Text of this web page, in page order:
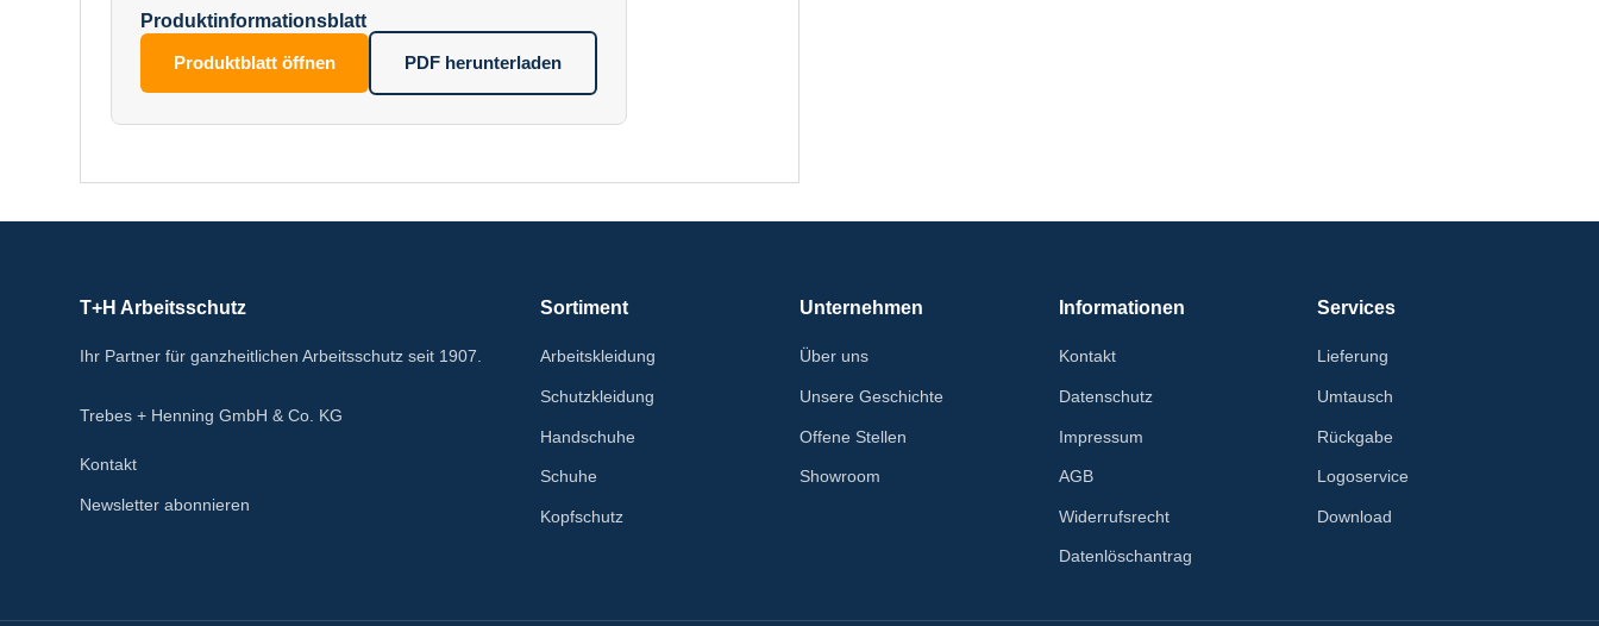
Produktinformationsblatt
Produktblatt öffnen PDF herunterladen
T+H Arbeitsschutz
Ihr Partner für ganzheitlichen Arbeitsschutz seit 1907.
Trebes + Henning GmbH & Co. KG
Kontakt
Newsletter abonnieren
Sortiment
Arbeitskleidung
Schutzkleidung
Handschuhe
Schuhe
Kopfschutz
Unternehmen
Über uns
Unsere Geschichte
Offene Stellen
Showroom
Informationen
Kontakt
Datenschutz
Impressum
AGB
Widerrufsrecht
Datenlöschantrag
Services
Lieferung
Umtausch
Rückgabe
Logoservice
Download